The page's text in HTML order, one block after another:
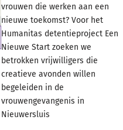
vrouwen die werken aan een
nieuwe toekomst? Voor het
Humanitas detentieproject Een
Nieuwe Start zoeken we
betrokken vrijwilligers die
creatieve avonden willen
begeleiden in de
vrouwengevangenis in
Nieuwersluis